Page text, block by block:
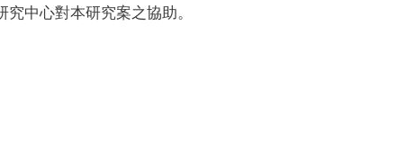
中心對本研究案之協助。